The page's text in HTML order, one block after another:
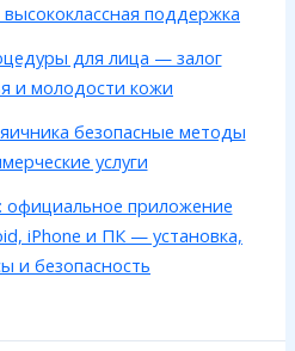
поддержка
для лица — залог
и молодости кожи
безопасные методы
услуги
официальное приложение
iPhone и ПК — установка,
и безопасность